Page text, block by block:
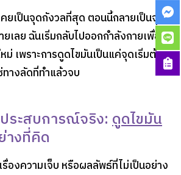
ยเป็นจุดกังวลที่สุด ตอนนี้กลายเป็นจุดที่
เลย ฉันเริ่มกลับไปออกกำลังกายเพื่อ
ม่ เพราะการดูดไขมันเป็นแค่จุดเริ่มต้น
ทางลัดที่ทำแล้วจบ
ระสบการณ์จริง: ดูดไขมัน
างที่คิด
องความเจ็บ หรือผลลัพธ์ที่ไม่เป็นอย่าง